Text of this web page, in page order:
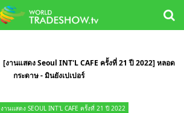
[งานแสดง Seoul INT'L CAFE ครั้งที่ 21 ปี 2022] หลอด
กระดาษ - มินยังเปเปอร์
งานแสดง SEOUL INT'L CAFE ครั้งที่ 21 ปี 2022